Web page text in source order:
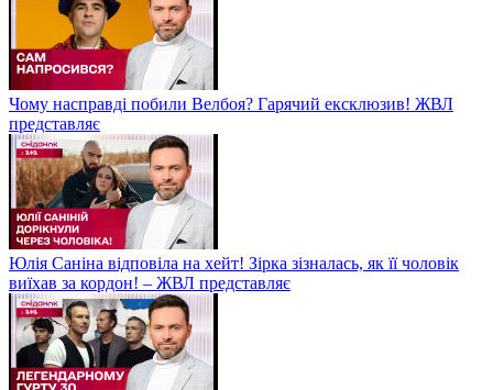
Чому насправді побили Велбоя? Гарячий ексклюзив! ЖВЛ
представляє
Юлія Саніна відповіла на хейт! Зірка зізналась, як її чоловік
виїхав за кордон! – ЖВЛ представляє